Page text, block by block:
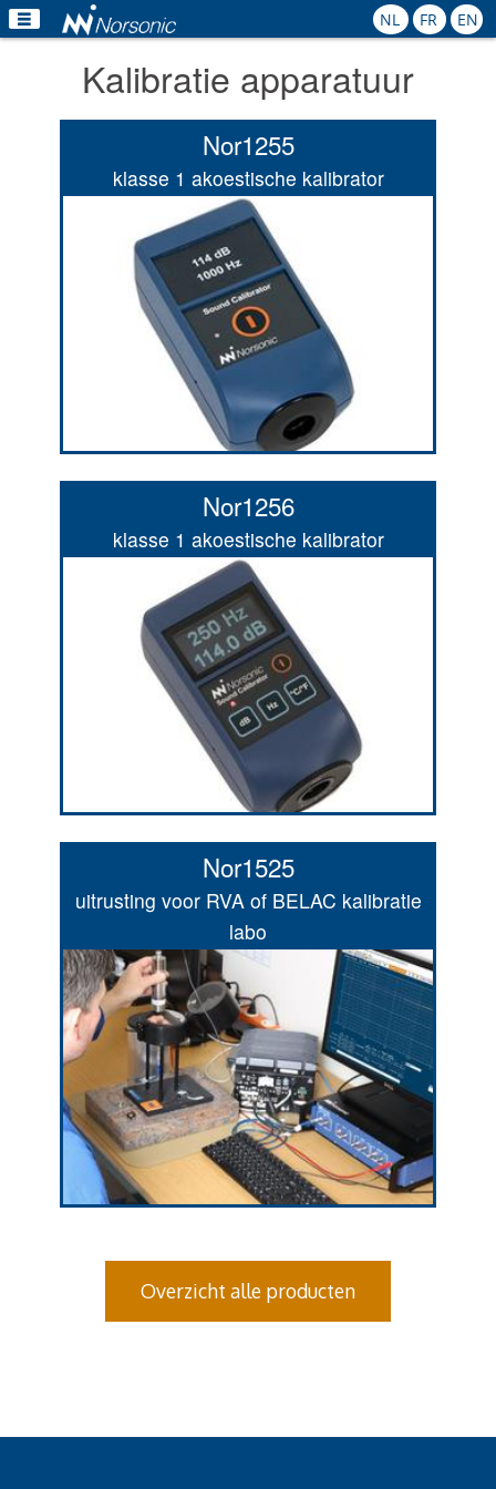
NL FR EN
Producten
Toepassingen
Kalibratie
Verhuur
Nieuws
Contact
Kalibratie apparatuur
Nor1255
klasse 1 akoestische kalibrator
Nor1256
klasse 1 akoestische kalibrator
Nor1525
uitrusting voor RVA of BELAC kalibratie
labo
Overzicht alle producten